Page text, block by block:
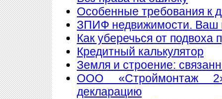
Особенные требования к
ЗПИФ недвижимости. Ваш
Как уберечься от подвоха
Кредитный калькулятор
Земля и строение:
ООО «Строймонтаж
декларацию